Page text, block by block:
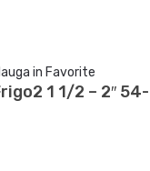
in Favorite
1 1/2 – 2″ 54-